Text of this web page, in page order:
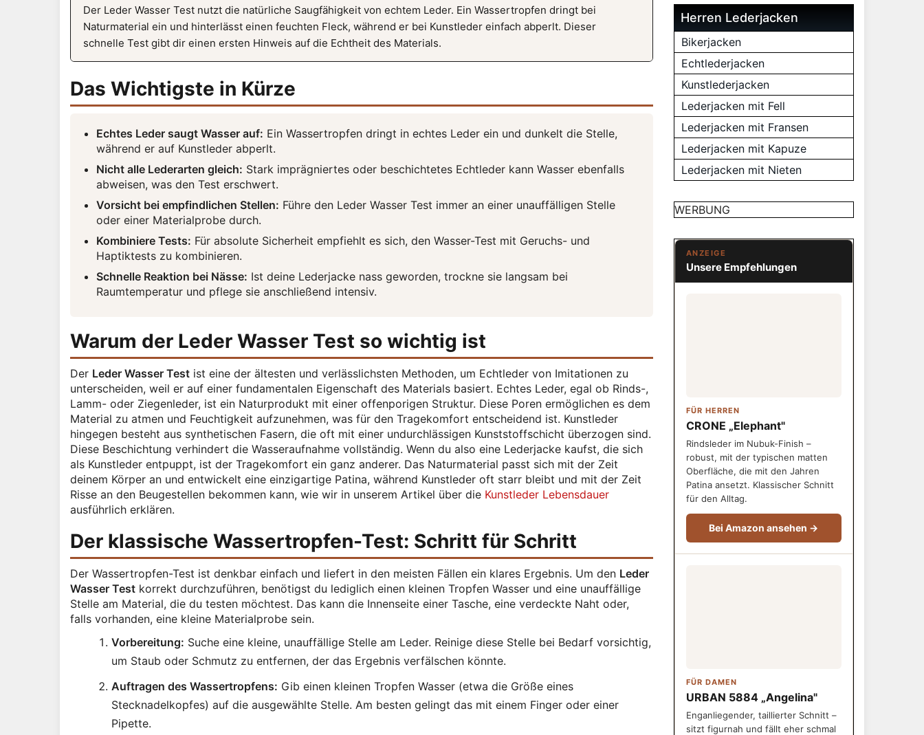
Der Leder Wasser Test nutzt die natürliche Saugfähigkeit von echtem Leder. Ein Wassertropfen dringt bei
Naturmaterial ein und hinterlässt einen feuchten Fleck, während er bei Kunstleder einfach abperlt. Dieser
schnelle Test gibt dir einen ersten Hinweis auf die Echtheit des Materials.
Das Wichtigste in Kürze
Echtes Leder saugt Wasser auf: Ein Wassertropfen dringt in echtes Leder ein und dunkelt die Stelle,
während er auf Kunstleder abperlt.
Nicht alle Lederarten gleich: Stark imprägniertes oder beschichtetes Echtleder kann Wasser ebenfalls
abweisen, was den Test erschwert.
Vorsicht bei empfindlichen Stellen: Führe den Leder Wasser Test immer an einer unauffälligen Stelle
oder einer Materialprobe durch.
Kombiniere Tests: Für absolute Sicherheit empfiehlt es sich, den Wasser-Test mit Geruchs- und
Haptiktests zu kombinieren.
Schnelle Reaktion bei Nässe: Ist deine Lederjacke nass geworden, trockne sie langsam bei
Raumtemperatur und pflege sie anschließend intensiv.
Warum der Leder Wasser Test so wichtig ist
Der Leder Wasser Test ist eine der ältesten und verlässlichsten Methoden, um Echtleder von Imitationen zu
unterscheiden, weil er auf einer fundamentalen Eigenschaft des Materials basiert. Echtes Leder, egal ob Rinds-,
Lamm- oder Ziegenleder, ist ein Naturprodukt mit einer offenporigen Struktur. Diese Poren ermöglichen es dem
Material zu atmen und Feuchtigkeit aufzunehmen, was für den Tragekomfort entscheidend ist. Kunstleder
hingegen besteht aus synthetischen Fasern, die oft mit einer undurchlässigen Kunststoffschicht überzogen sind.
Diese Beschichtung verhindert die Wasseraufnahme vollständig. Wenn du also eine Lederjacke kaufst, die sich
als Kunstleder entpuppt, ist der Tragekomfort ein ganz anderer. Das Naturmaterial passt sich mit der Zeit
deinem Körper an und entwickelt eine einzigartige Patina, während Kunstleder oft starr bleibt und mit der Zeit
Risse an den Beugestellen bekommen kann, wie wir in unserem Artikel über die Kunstleder Lebensdauer
ausführlich erklären.
Der klassische Wassertropfen-Test: Schritt für Schritt
Der Wassertropfen-Test ist denkbar einfach und liefert in den meisten Fällen ein klares Ergebnis. Um den Leder
Wasser Test korrekt durchzuführen, benötigst du lediglich einen kleinen Tropfen Wasser und eine unauffällige
Stelle am Material, die du testen möchtest. Das kann die Innenseite einer Tasche, eine verdeckte Naht oder,
falls vorhanden, eine kleine Materialprobe sein.
Vorbereitung: Suche eine kleine, unauffällige Stelle am Leder. Reinige diese Stelle bei Bedarf vorsichtig,
um Staub oder Schmutz zu entfernen, der das Ergebnis verfälschen könnte.
Auftragen des Wassertropfens: Gib einen kleinen Tropfen Wasser (etwa die Größe eines
Stecknadelkopfes) auf die ausgewählte Stelle. Am besten gelingt das mit einem Finger oder einer
Pipette.
Herren Lederjacken
Bikerjacken
Echtlederjacken
Kunstlederjacken
Lederjacken mit Fell
Lederjacken mit Fransen
Lederjacken mit Kapuze
Lederjacken mit Nieten
WERBUNG
ANZEIGE
Unsere Empfehlungen
FÜR HERREN
CRONE „Elephant"
Rindsleder im Nubuk-Finish –
robust, mit der typischen matten
Oberfläche, die mit den Jahren
Patina ansetzt. Klassischer Schnitt
für den Alltag.
Bei Amazon ansehen →
FÜR DAMEN
URBAN 5884 „Angelina"
Enganliegender, taillierter Schnitt –
sitzt figurnah und fällt eher schmal